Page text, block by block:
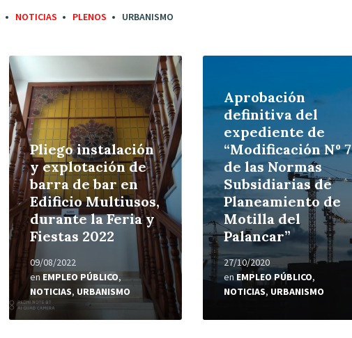
NOTICIAS PLENOS URBANISMO
Pliego instalación
y explotación de
barra de bar en
Edificio Multiusos,
durante la Feria y
Fiestas 2022
09/08/2022
en EMPLEO PÚBLICO,
NOTICIAS, URBANISMO
Leer
más
Aprobación
definitiva del
expediente de
“Modificación Nº 7
de las Normas
Subsidiarias de
Planeamiento de
Motilla del
Palancar”
27/10/2020
en EMPLEO PÚBLICO,
NOTICIAS, URBANISMO
Leer